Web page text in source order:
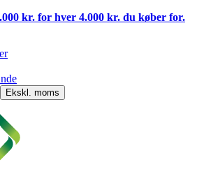
kr. for hver 4.000 kr. du køber for.
Ekskl. moms